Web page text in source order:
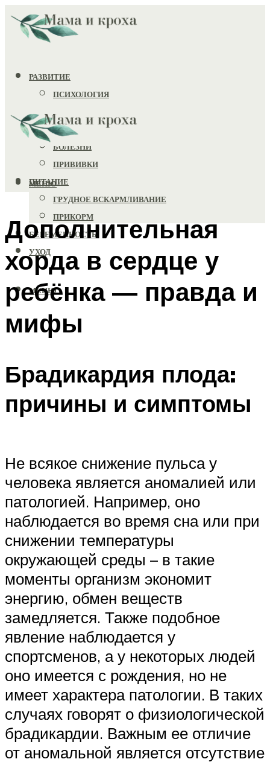
РАЗВИТИЕ
ПСИХОЛОГИЯ
ИГРУШКИ
ЗДОРОВЬЕ
БОЛЕЗНИ
ПРИВИВКИ
ПИТАНИЕ
ГРУДНОЕ ВСКАРМЛИВАНИЕ
ПРИКОРМ
БЕРЕМЕННОСТЬ
УХОД
МЕНЮ
МЕНЮ
Дополнительная
хорда в сердце у
ребёнка — правда и
мифы
Брадикардия плода:
причины и симптомы
Не всякое снижение пульса у
человека является аномалией или
патологией. Например, оно
наблюдается во время сна или при
снижении температуры
окружающей среды – в такие
моменты организм экономит
энергию, обмен веществ
замедляется. Также подобное
явление наблюдается у
спортсменов, а у некоторых людей
оно имеется с рождения, но не
имеет характера патологии. В таких
случаях говорят о физиологической
брадикардии. Важным ее отличие
от аномальной является отсутствие